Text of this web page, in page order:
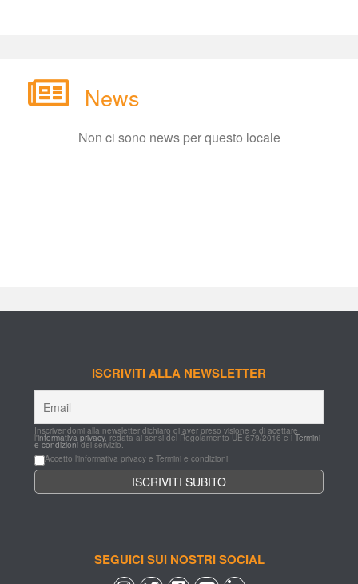
New
Non ci sono news per questo locale
ISCRIVITI ALLA NEWSLETTER
Inscrivendomi alla newsletter dichiaro di aver preso visione e di acettare
l'informativa privacy, redata ai sensi del Regolamento UE 679/2016 e i Termini
e condizioni del servizio.
Accetto l'informativa privacy e Termini e condizioni
SEGUICI SUI NOSTRI SOCIAL